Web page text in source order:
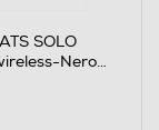
SOLO
Nero